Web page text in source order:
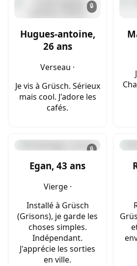
🔒
Hugues-antoine,
26 ans
Verseau ·
Je vis à Grüsch. Sérieux
mais cool. J'adore les
cafés.
🔒
Egan, 43 ans
Vierge ·
Installé à Grüsch
(Grisons), je garde les
choses simples.
Indépendant.
J'apprécie les sorties
en ville.